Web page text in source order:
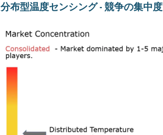
分布型温度センシング - 競争の集中度